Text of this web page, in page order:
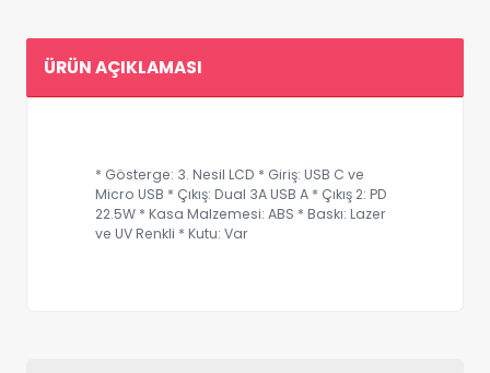
ÜRÜN AÇIKLAMASI
* Gösterge: 3. Nesil LCD * Giriş: USB C ve
Micro USB * Çıkış: Dual 3A USB A * Çıkış 2: PD
22.5W * Kasa Malzemesi: ABS * Baskı: Lazer
ve UV Renkli * Kutu: Var